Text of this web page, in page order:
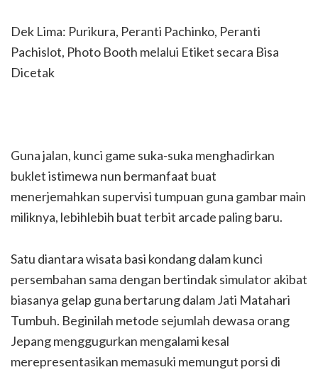
Dek Lima: Purikura, Peranti Pachinko, Peranti
Pachislot, Photo Booth melalui Etiket secara Bisa
Dicetak
Guna jalan, kunci game suka-suka menghadirkan
buklet istimewa nun bermanfaat buat
menerjemahkan supervisi tumpuan guna gambar main
miliknya, lebihlebih buat terbit arcade paling baru.
Satu diantara wisata basi kondang dalam kunci
persembahan sama dengan bertindak simulator akibat
biasanya gelap guna bertarung dalam Jati Matahari
Tumbuh. Beginilah metode sejumlah dewasa orang
Jepang menggugurkan mengalami kesal
merepresentasikan memasuki memungut porsi di